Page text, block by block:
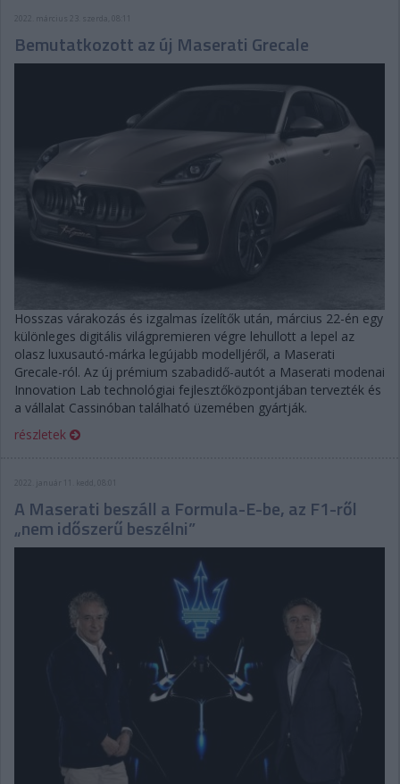
2022. március 23. szerda, 08:11
Bemutatkozott az új Maserati Grecale
Hosszas várakozás és izgalmas ízelítők után, március 22-én egy
különleges digitális világpremieren végre lehullott a lepel az
olasz luxusautó-márka legújabb modelljéről, a Maserati
Grecale-ról. Az új prémium szabadidő-autót a Maserati modenai
Innovation Lab technológiai fejlesztőközpontjában tervezték és
a vállalat Cassinóban található üzemében gyártják.
részletek
A Maserati beszáll a Formula-E-be, az F1-ről
„nem időszerű beszélni”